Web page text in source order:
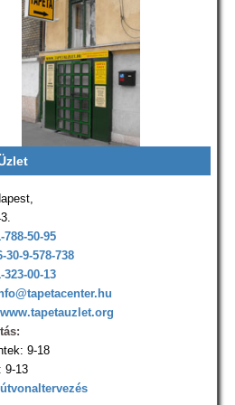
788-50-95
30-9-578-738
323-00-13
9-18
9-13